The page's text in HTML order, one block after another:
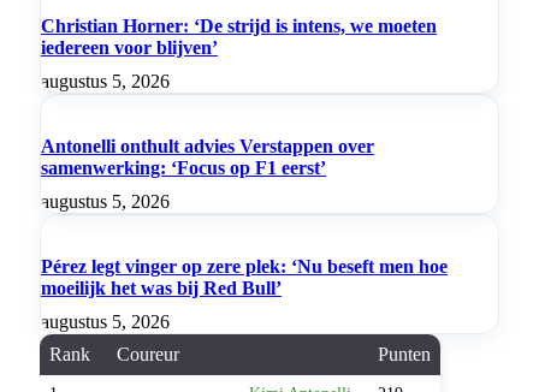
Christian Horner: ‘De strijd is intens, we moeten
iedereen voor blijven’
augustus 5, 2026
Antonelli onthult advies Verstappen over
samenwerking: ‘Focus op F1 eerst’
augustus 5, 2026
Pérez legt vinger op zere plek: ‘Nu beseft men hoe
moeilijk het was bij Red Bull’
augustus 5, 2026
Rank
Coureur Punten